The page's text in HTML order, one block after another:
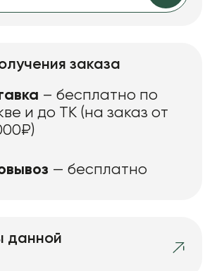
заказа
– бесплатно по
и до ТК (на заказ от
— бесплатно
данной